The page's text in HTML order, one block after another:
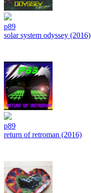
p89
solar system odyssey (2016)
p89
return of retroman (2016)